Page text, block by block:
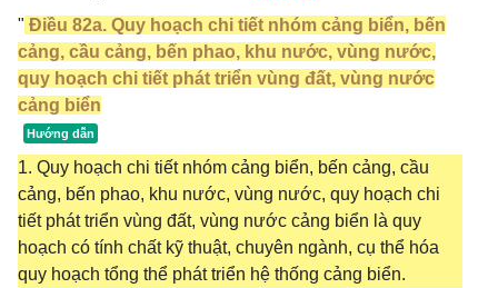
" Điều 82a. Quy hoạch chi tiết nhóm cảng biển, bến
cảng, cầu cảng, bến phao, khu nước, vùng nước,
quy hoạch chi tiết phát triển vùng đất, vùng nước
cảng biển
1. Quy hoạch chi tiết nhóm cảng biển, bến cảng, cầu
cảng, bến phao, khu nước, vùng nước, quy hoạch chi
tiết phát triển vùng đất, vùng nước cảng biển là quy
hoạch có tính chất kỹ thuật, chuyên ngành, cụ thể hóa
quy hoạch tổng thể phát triển hệ thống cảng biển.